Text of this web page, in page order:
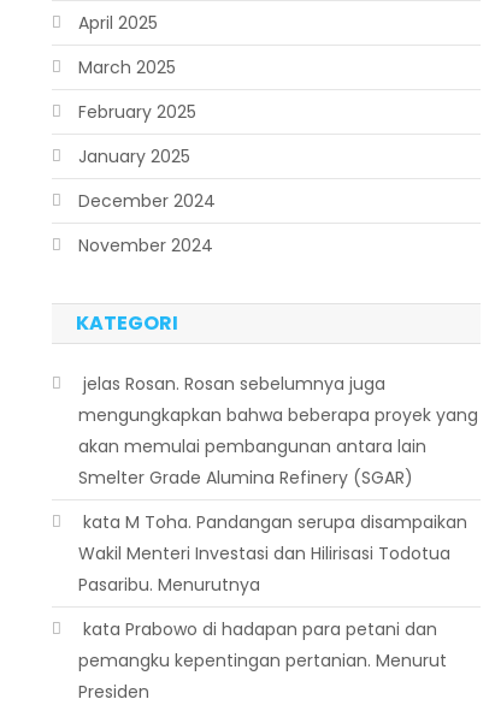
April 2025
March 2025
February 2025
January 2025
December 2024
November 2024
KATEGORI
 jelas Rosan. Rosan sebelumnya juga
mengungkapkan bahwa beberapa proyek yang
akan memulai pembangunan antara lain
Smelter Grade Alumina Refinery (SGAR)
 kata M Toha. Pandangan serupa disampaikan
Wakil Menteri Investasi dan Hilirisasi Todotua
Pasaribu. Menurutnya
 kata Prabowo di hadapan para petani dan
pemangku kepentingan pertanian. Menurut
Presiden